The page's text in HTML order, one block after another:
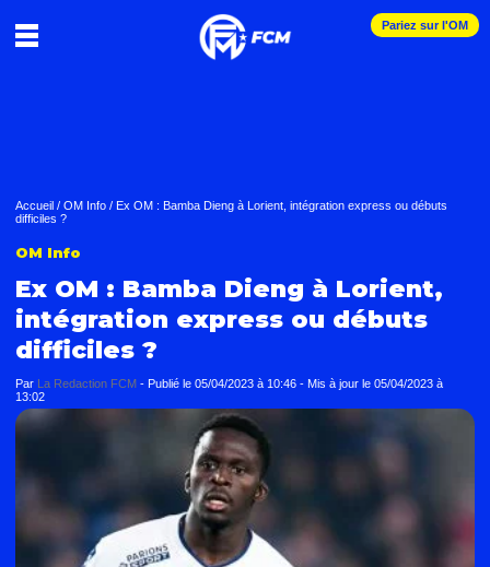
Pariez sur l'OM
Accueil / OM Info / Ex OM : Bamba Dieng à Lorient, intégration express ou débuts
difficiles ?
OM Info
Ex OM : Bamba Dieng à Lorient,
intégration express ou débuts
difficiles ?
Par La Redaction FCM - Publié le 05/04/2023 à 10:46 - Mis à jour le 05/04/2023 à
13:02